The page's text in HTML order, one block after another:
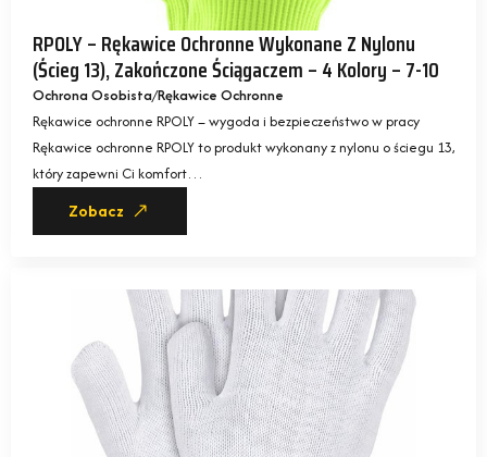
RPOLY – Rękawice Ochronne Wykonane Z Nylonu
(ścieg 13), Zakończone Ściągaczem – 4 Kolory – 7-10
Ochrona Osobista Rękawice Ochronne
Rękawice ochronne RPOLY – wygoda i bezpieczeństwo w pracy
Rękawice ochronne RPOLY to produkt wykonany z nylonu o ściegu 13,
który zapewni Ci komfort…
Zobacz